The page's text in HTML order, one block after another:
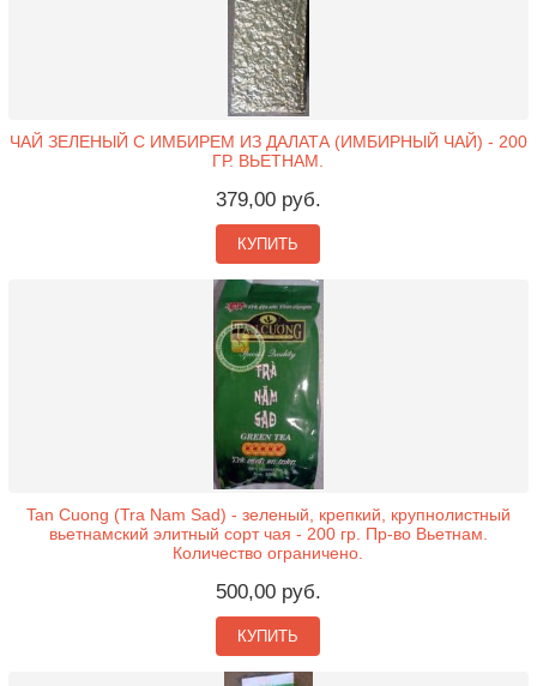
ЧАЙ ЗЕЛЕНЫЙ С ИМБИРЕМ ИЗ ДАЛАТА (ИМБИРНЫЙ ЧАЙ) - 200
ГР. ВЬЕТНАМ.
379,00 руб.
КУПИТЬ
Tan Cuong (Tra Nam Sad) - зеленый, крепкий, крупнолистный
вьетнамский элитный сорт чая - 200 гр. Пр-во Вьетнам.
Количество ограничено.
500,00 руб.
КУПИТЬ